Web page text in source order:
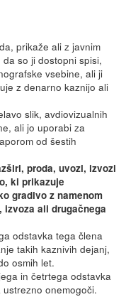
prikaže ali z javnim
so ji dostopni spisi,
vsebine, ali ji
z denarno kaznijo ali
slik, avdiovizualnih
ali jo uporabi za
od šestih
proda, uvozi, izvozi
ki prikazuje
gradivo z namenom
ali drugačnega
odstavka tega člena
takih kaznivih dejanj,
osmih let.
in četrtega odstavka
onemogoči.